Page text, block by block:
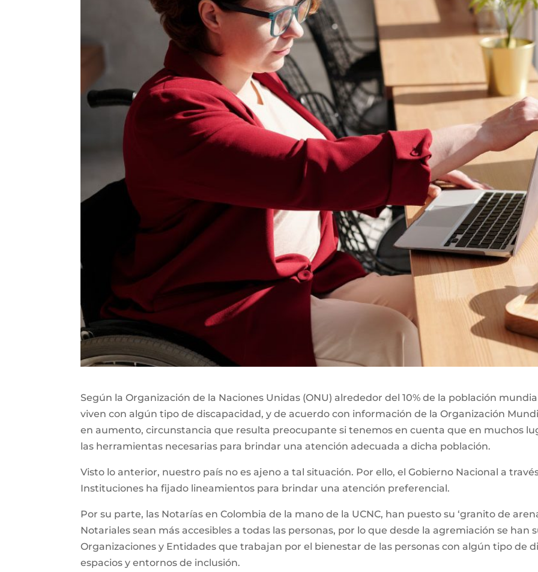
Según la Organización de la Naciones Unidas (ONU) alrededor del 10% de la población
viven con algún tipo de discapacidad, y de acuerdo con información de la Organización
en aumento, circunstancia que resulta preocupante si tenemos en cuenta que en muchos
las herramientas necesarias para brindar una atención adecuada a dicha población.
Visto lo anterior, nuestro país no es ajeno a tal situación. Por ello, el Gobierno Nacional a
Instituciones ha fijado lineamientos para brindar una atención preferencial.
Por su parte, las Notarías en Colombia de la mano de la UCNC, han puesto su ‘granito de
Notariales sean más accesibles a todas las personas, por lo que desde la agremiación se han
Organizaciones y Entidades que trabajan por el bienestar de las personas con algún tipo de
espacios y entornos de inclusión.